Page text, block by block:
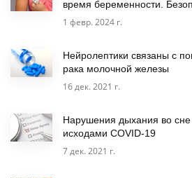
время беременности.
1 февр. 2024 г.
Нейролептики связаны с
рака молочной железы
16 дек. 2021 г.
Нарушения дыхания во
исходами COVID-19
7 дек. 2021 г.